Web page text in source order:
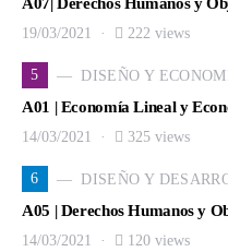
19/03/2021 222 views
5 DISEÑO Y
A01 | Economía Lineal y
14/03/2021 325 views
6 DISEÑO Y
A05 | Derechos Humanos y
14/03/2021 120 views